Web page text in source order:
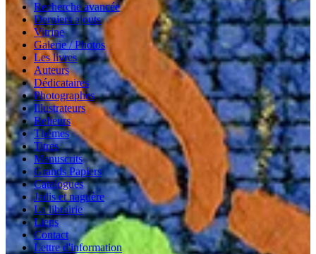
Recherche avancée
Derniers ajouts
Vitrine
Galerie / Photos
Les livres
Auteurs
Dédicataires
Photographes
Illustrateurs
Relieurs
Thèmes
Titres
Manuscrits
Grands Papiers
Catalogues
Jadis et naguère
La librairie
Liens
Contact
Lettre d'information